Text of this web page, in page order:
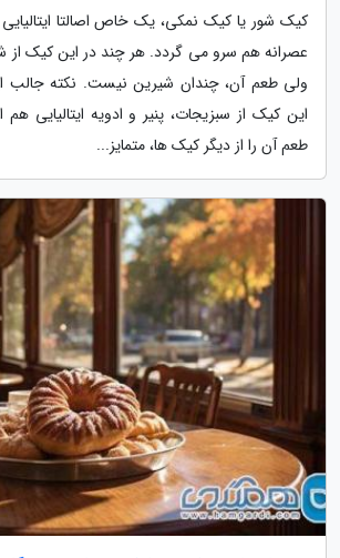
کیک شور یا کیک نمکی، یک خاص اصالتا
عصرانه هم سرو می گردد. هر چند در این کیک از
ولی طعم آن، چندان شیرین نیست. نکته جالب
این کیک از سبزیجات، پنیر و ادویه ایتالیایی
طعم آن را از دیگر کیک ها، متمایز...